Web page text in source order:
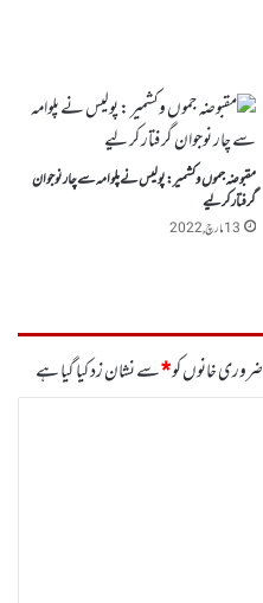
مقبوضہ جموں وکشمیر : پولیس نے پلوامہ سے چار نوجوان
گرفتار کر لیے
13 مارچ, 2022
ضروری خانوں کو*سے نشان زد کیا گیا ہے